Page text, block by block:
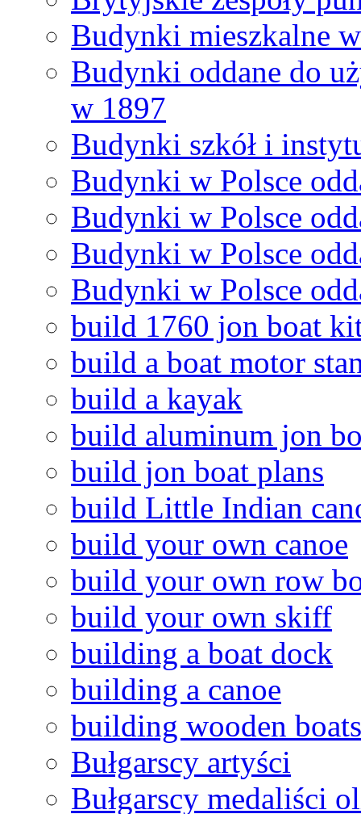
Budynki mieszkalne
Budynki oddane do
w 1897
Budynki szkół i
Budynki w Polsce
Budynki w Polsce
Budynki w Polsce
Budynki w Polsce
build 1760 jon boat
build a boat motor
build a kayak
build aluminum jon
build jon boat plans
build Little Indian
build your own canoe
build your own row
build your own skiff
building a boat dock
building a canoe
building wooden boats
Bułgarscy artyści
Bułgarscy medaliści